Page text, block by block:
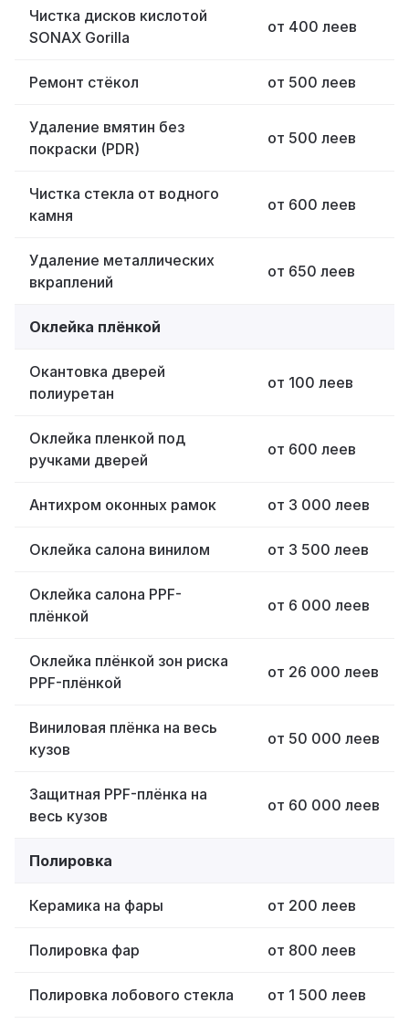
Чистка дисков кислотой
SONAX Gorilla
от 400 леев
Ремонт стёкол от 500 леев
Удаление вмятин без
покраски (PDR)
от 500 леев
Чистка стекла от водного
камня
от 600 леев
Удаление металлических
вкраплений
от 650 леев
Оклейка плёнкой
Окантовка дверей
полиуретан
от 100 леев
Оклейка пленкой под
ручками дверей
от 600 леев
Антихром оконных рамок от 3 000 леев
Оклейка салона винилом от 3 500 леев
Оклейка салона PPF-
плёнкой
от 6 000 леев
Оклейка плёнкой зон риска
PPF-плёнкой
от 26 000 леев
Виниловая плёнка на весь
кузов
от 50 000 леев
Защитная PPF-плёнка на
весь кузов
от 60 000 леев
Полировка
Керамика на фары от 200 леев
Полировка фар от 800 леев
Полировка лобового стекла от 1 500 леев